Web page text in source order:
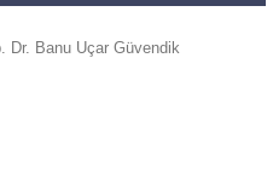
Dr. Banu Uçar Güvendik